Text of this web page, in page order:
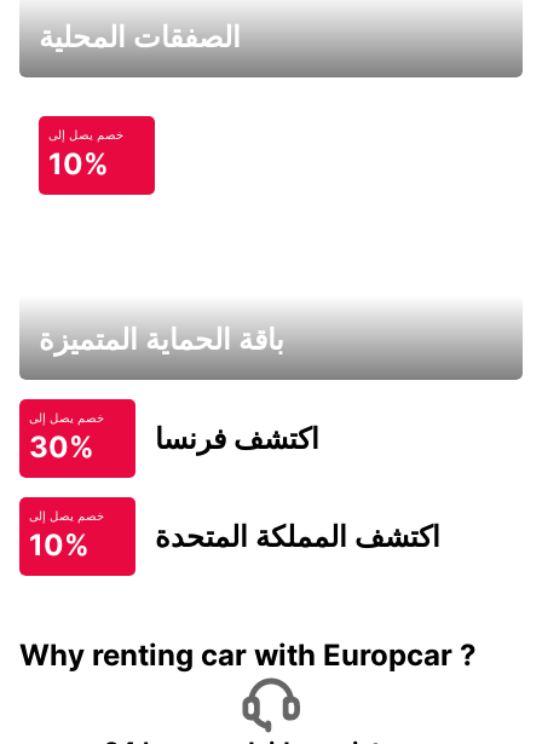
الصفقات المحلية
خصم يصل إلى
10%
باقة الحماية المتميزة
خصم يصل إلى
30% اكتشف فرنسا
خصم يصل إلى
10% اكتشف المملكة المتحدة
Why renting car with Europcar ?